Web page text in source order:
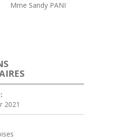
Mme Sandy PANI
2021